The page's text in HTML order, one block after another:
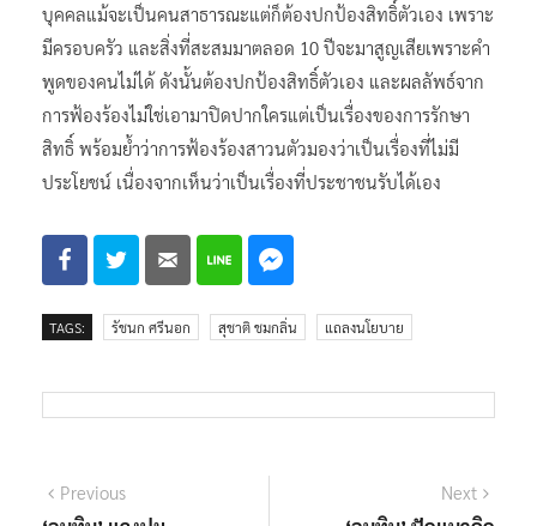
บุคคลแม้จะเป็นคนสาธารณะแต่ก็ต้องปกป้องสิทธิ์ตัวเอง เพราะ
มีครอบครัว และสิ่งที่สะสมมาตลอด 10 ปีจะมาสูญเสียเพราะคำ
พูดของคนไม่ได้ ดังนั้นต้องปกป้องสิทธิ์ตัวเอง และผลลัพธ์จาก
การฟ้องร้องไม่ใช่เอามาปิดปากใครแต่เป็นเรื่องของการรักษา
สิทธิ์ พร้อมย้ำว่าการฟ้องร้องสาวนตัวมองว่าเป็นเรื่องที่ไม่มี
ประโยชน์ เนื่องจากเห็นว่าเป็นเรื่องที่ประชาชนรับได้เอง
TAGS: รัชนก ศรีนอก สุชาติ ชมกลิ่น แถลงนโยบาย
แนะแนว
PreviousPrevious
Next